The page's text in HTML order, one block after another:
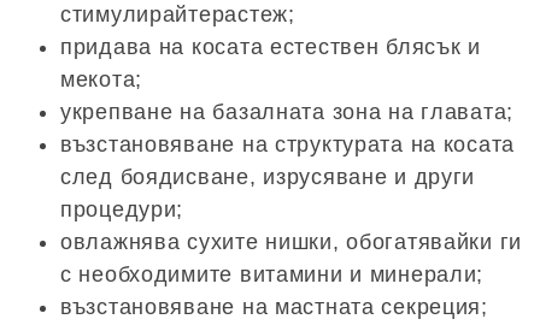
стимулирайтерастеж;
придава на косата естествен блясък и
мекота;
укрепване на базалната зона на главата;
възстановяване на структурата на косата
след боядисване, изрусяване и други
процедури;
овлажнява сухите нишки, обогатявайки ги
с необходимите витамини и минерали;
възстановяване на мастната секреция;